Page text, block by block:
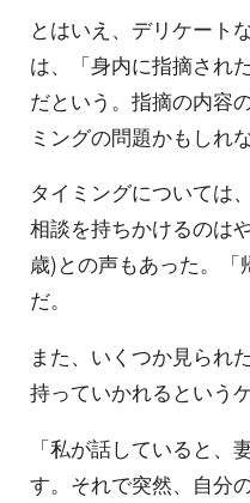
とはいえ、デリケート
は、「身内に指摘され
だという。指摘の内容
ミングの問題かもしれな
タイミングについては
相談を持ちかけるのは
歳)との声もあった。「
だ。
また、いくつか見られ
持っていかれるという
「私が話していると、
す。それで突然、自分